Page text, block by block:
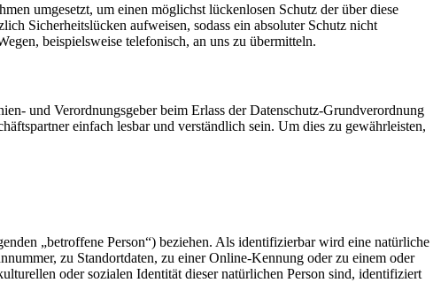
umgesetzt, um einen möglichst lückenlosen Schutz der über diese
Sicherheitslücken aufweisen, sodass ein absoluter Schutz nicht
beispielsweise telefonisch, an uns zu übermitteln.
und Verordnungsgeber beim Erlass der Datenschutz-Grundverordnung
einfach lesbar und verständlich sein. Um dies zu gewährleisten,
„betroffene Person“) beziehen. Als identifizierbar wird eine natürliche
zu Standortdaten, zu einer Online-Kennung oder zu einem oder
oder sozialen Identität dieser natürlichen Person sind, identifiziert